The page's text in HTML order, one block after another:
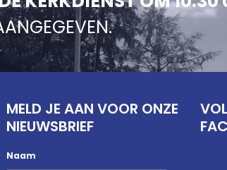
MELD JE AAN VOOR ONZE
NIEUWSBRIEF
Naam